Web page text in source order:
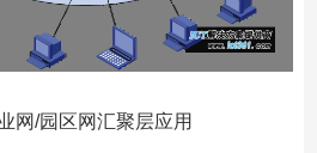
网/园区网汇聚层应用